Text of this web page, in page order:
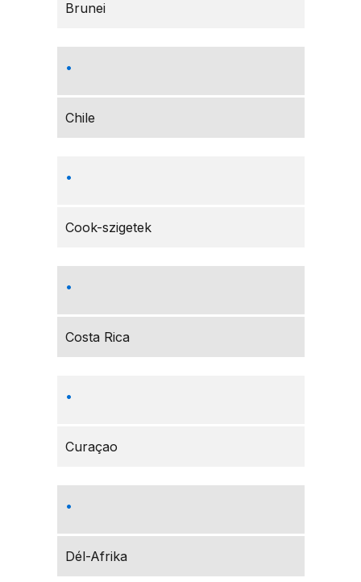
Brunei
Chile
Cook-szigetek
Costa Rica
Curaçao
Dél-Afrika